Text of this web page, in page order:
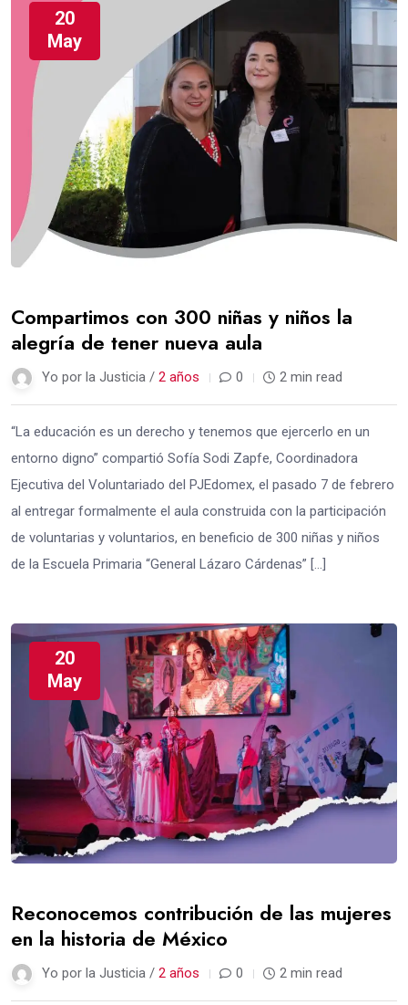
20
May
Compartimos con 300 niñas y niños la
alegría de tener nueva aula
Yo por la Justicia / 2 años 0 2 min read
“La educación es un derecho y tenemos que ejercerlo en un
entorno digno” compartió Sofía Sodi Zapfe, Coordinadora
Ejecutiva del Voluntariado del PJEdomex, el pasado 7 de febrero
al entregar formalmente el aula construida con la participación
de voluntarias y voluntarios, en beneficio de 300 niñas y niños
de la Escuela Primaria “General Lázaro Cárdenas” […]
20
May
Reconocemos contribución de las mujeres
en la historia de México
Yo por la Justicia / 2 años 0 2 min read